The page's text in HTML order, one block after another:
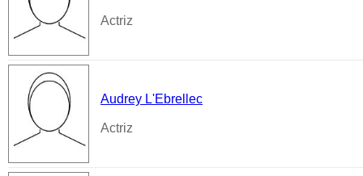
Actriz
Audrey L'Ebrellec
Actriz